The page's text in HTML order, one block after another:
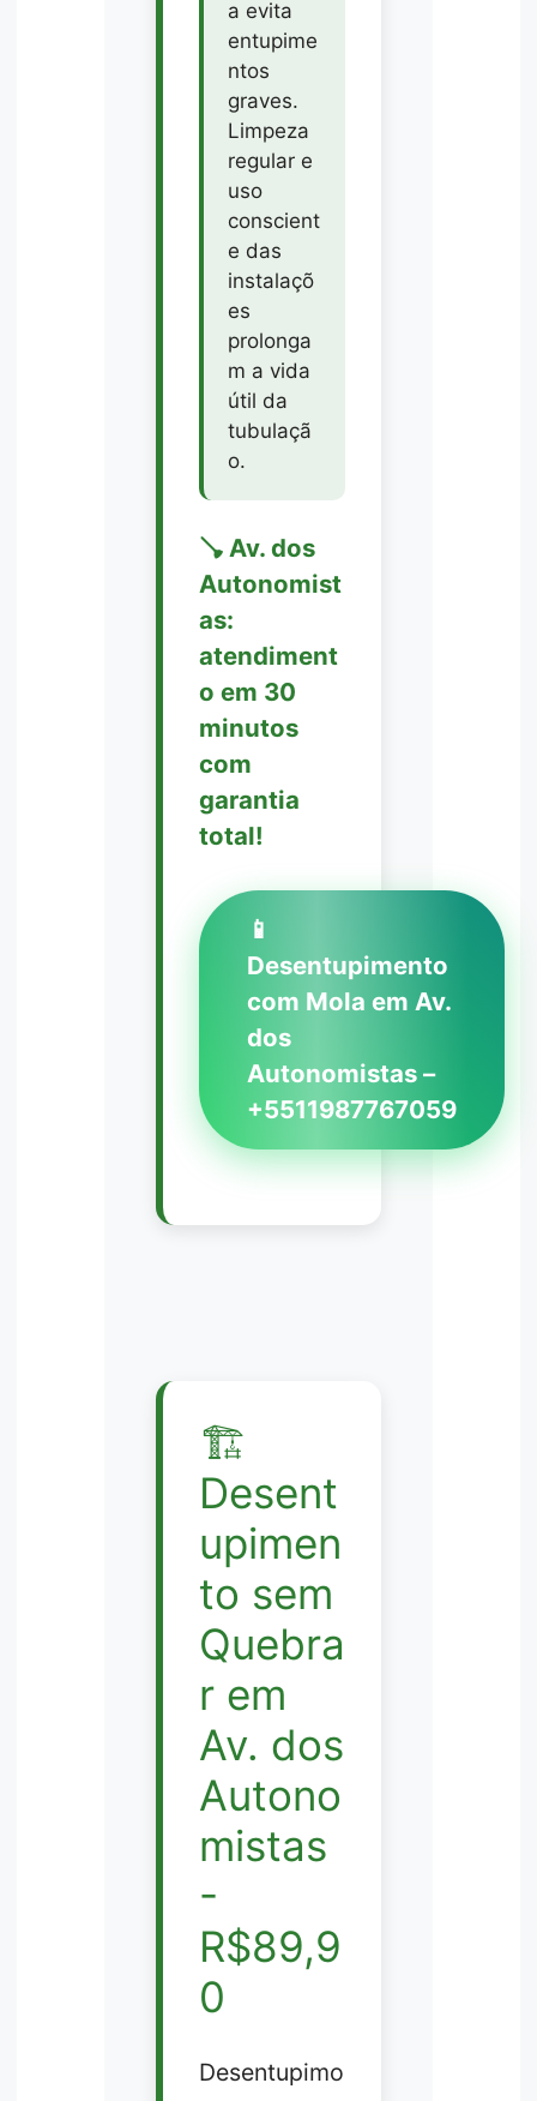
a evita
entupime
ntos
graves.
Limpeza
regular e
uso
conscient
e das
instalaçõ
es
prolonga
m a vida
útil da
tubulaçã
o.
🪠 Av. dos
Autonomist
as:
atendiment
o em 30
minutos
com
garantia
total!
📱
Desentupimento
com Mola em Av.
dos
Autonomistas –
+5511987767059
🏗️
Desent
upimen
to sem
Quebra
r em
Av. dos
Autono
mistas
-
R$89,9
0
Desentupimo